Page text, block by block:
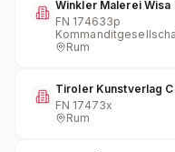
Winkler Malerei Wisa
FN 174633p
Rum
Tiroler Kunstverlag
FN 17473x
Rum